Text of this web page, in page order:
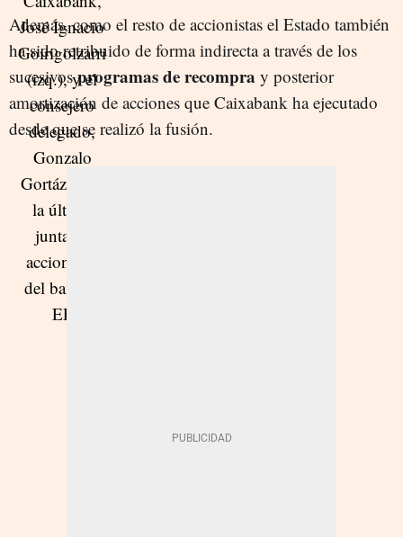
Además, como el resto de accionistas el Estado también
ha sido retribuido de forma indirecta a través de los
sucesivosprogramas de recompra y posterior
amortización de acciones que Caixabank ha ejecutado
desde que se realizó la fusión.